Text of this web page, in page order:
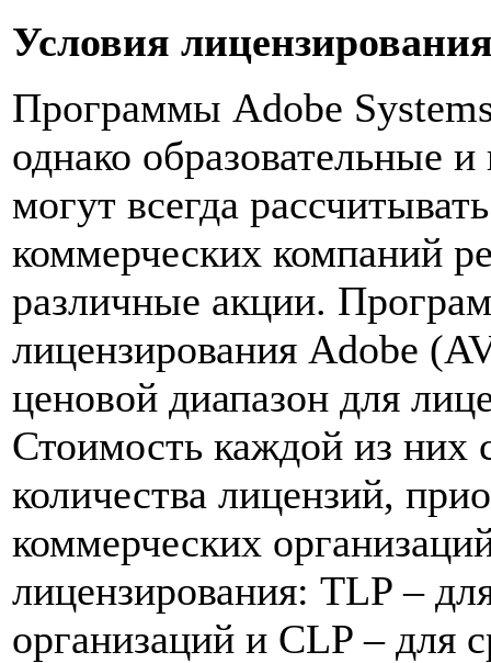
Условия
Программы Adobe
однако образовательные
могут всегда
коммерческих компаний
различные акции.
лицензирования Adobe
ценовой диапазон для
Стоимость каждой из них
количества лицензий,
коммерческих
лицензирования: TLP –
организаций и CLP – для